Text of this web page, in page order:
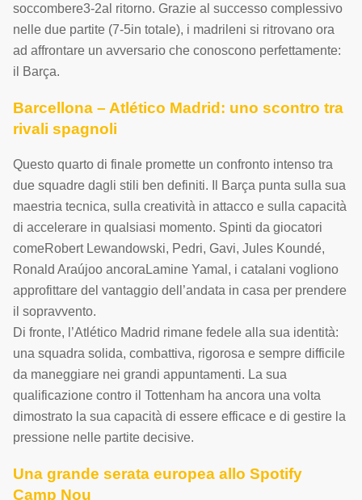
soccombere3-2al ritorno. Grazie al successo complessivo
nelle due partite (7-5in totale), i madrileni si ritrovano ora
ad affrontare un avversario che conoscono perfettamente:
il Barça.
Barcellona – Atlético Madrid: uno scontro tra
rivali spagnoli
Questo quarto di finale promette un confronto intenso tra
due squadre dagli stili ben definiti. Il Barça punta sulla sua
maestria tecnica, sulla creatività in attacco e sulla capacità
di accelerare in qualsiasi momento. Spinti da giocatori
comeRobert Lewandowski, Pedri, Gavi, Jules Koundé,
Ronald Araújoo ancoraLamine Yamal, i catalani vogliono
approfittare del vantaggio dell’andata in casa per prendere
il sopravvento.
Di fronte, l’Atlético Madrid rimane fedele alla sua identità:
una squadra solida, combattiva, rigorosa e sempre difficile
da maneggiare nei grandi appuntamenti. La sua
qualificazione contro il Tottenham ha ancora una volta
dimostrato la sua capacità di essere efficace e di gestire la
pressione nelle partite decisive.
Una grande serata europea allo Spotify
Camp Nou